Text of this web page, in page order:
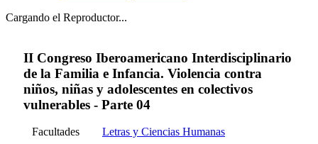
Cargando el Reproductor...
II Congreso Iberoamericano Interdisciplinario
de la Familia e Infancia. Violencia contra
niños, niñas y adolescentes en colectivos
vulnerables - Parte 04
Facultades
Letras y Ciencias Humanas